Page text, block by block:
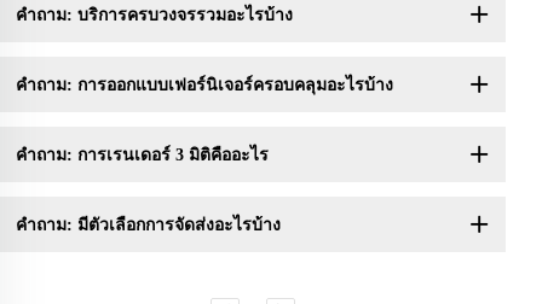
คำถาม: บริการครบวงจรรวมอะไรบ้าง
คำถาม: การออกแบบเฟอร์นิเจอร์ครอบคลุมอะไรบ้าง
คำถาม: การเรนเดอร์ 3 มิติคืออะไร
คำถาม: มีตัวเลือกการจัดส่งอะไรบ้าง